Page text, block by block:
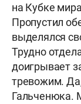
на Кубке
Пропустил
выделялся
Трудно
доигрывает
тревожим.
Гальченюка.